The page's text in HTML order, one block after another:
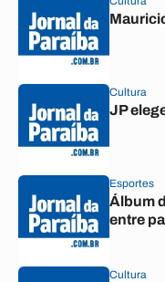
Cultura
JP
Esportes
Álbum
entre
Cultura